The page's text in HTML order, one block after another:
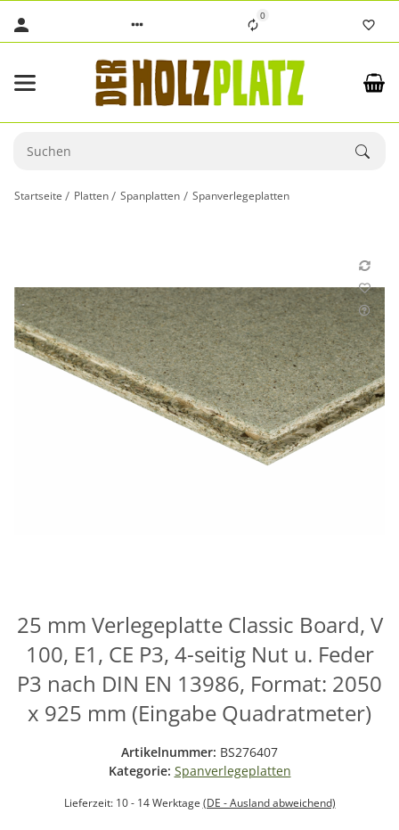
0
Startseite Platten Spanplatten Spanverlegeplatten
25 mm Verlegeplatte Classic Board, V
100, E1, CE P3, 4-seitig Nut u. Feder
P3 nach DIN EN 13986, Format: 2050
x 925 mm (Eingabe Quadratmeter)
Artikelnummer: BS276407
Kategorie: Spanverlegeplatten
Lieferzeit: 10 - 14 Werktage (DE - Ausland abweichend)